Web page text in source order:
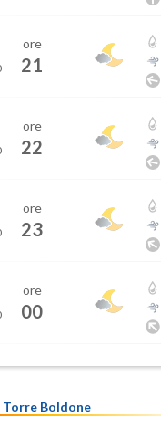
ore
21
ore
22
ore
23
ore
00
Boldone